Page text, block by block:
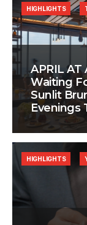
APRIL
Waiting
Sunlit
Evenings
HIGHLIGHTS
HIGHLIGHTS